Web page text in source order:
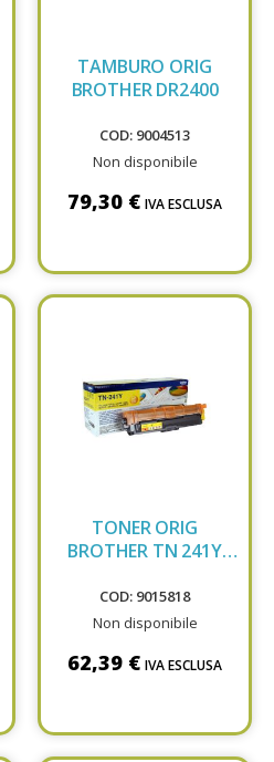
TAMBURO ORIG
BROTHER DR2400
COD: 9004513
Non disponibile
79,30 € IVA ESCLUSA
TONER ORIG
BROTHER TN 241Y
COD: 9015818
Non disponibile
62,39 € IVA ESCLUSA